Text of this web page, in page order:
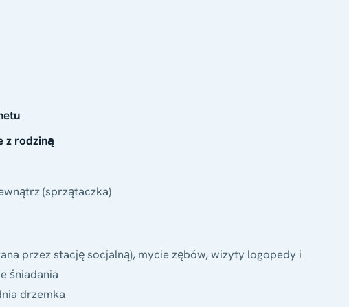
z rodziną
(sprzątaczka)
przez stację socjalną), mycie zębów, wizyty logopedy i
śniadania
drzemka